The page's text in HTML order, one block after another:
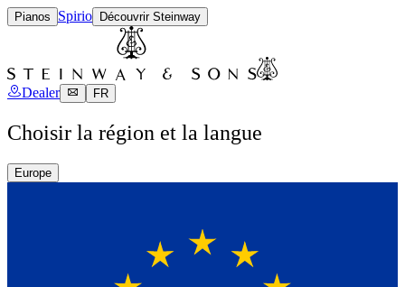
Pianos Spirio Découvrir Steinway
Dealer FR
Choisir la région et la langue
Europe